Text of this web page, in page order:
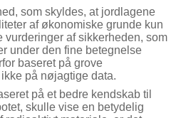
som skyldes, at jordlagene
af økonomiske grunde kun
vurderinger af sikkerheden, som
under den fine betegnelse
baseret på grove
på nøjagtige data.
på et bedre kendskab til
skulle vise en betydelig